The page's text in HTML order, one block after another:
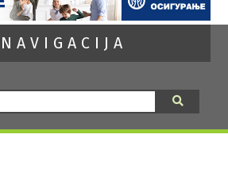
NAVIGACIJA